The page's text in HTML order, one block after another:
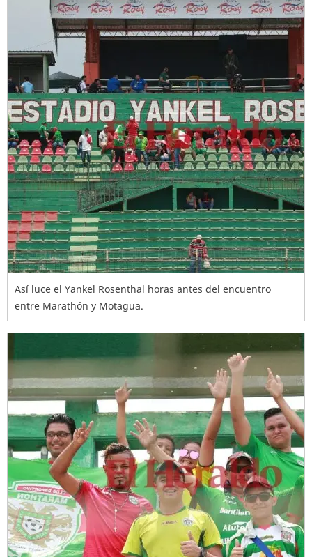
Así luce el Yankel Rosenthal horas antes del encuentro
entre Marathón y Motagua.